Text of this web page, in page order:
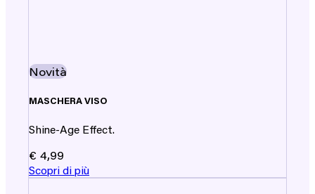
Novità
MASCHERA VISO
Shine-Age Effect.
€ 4,99
Scopri di più